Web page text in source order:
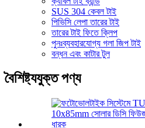
SUS 304 কেবল টাই
পিভিসি লেপা তারের টাই
তারের টাই ফিতে ক্লিপ
পুনঃব্যবহারযোগ্য গলা জিপ টাই
বন্ধন এবং কাটার টুল
বৈশিষ্ট্যযুক্ত পণ্য